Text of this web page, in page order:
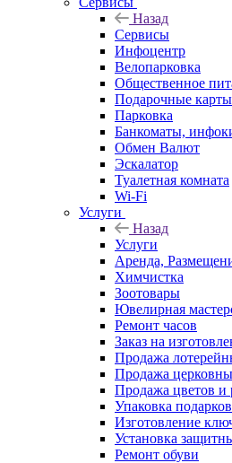
Назад
Сервисы
Инфоцентр
Велопарковка
Общественное
Подарочные карты
Парковка
Банкоматы,
Обмен Валют
Эскалатор
Туалетная комната
Wi-Fi
Услуги
Назад
Услуги
Аренда,
Химчистка
Зоотовары
Ювелирная
Ремонт часов
Заказ на
Продажа
Продажа
Продажа цветов и
Упаковка подарков
Изготовление
Установка
Ремонт обуви